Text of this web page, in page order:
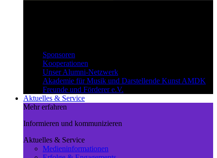
Sponsoren
Kooperationen
Unser Alumni-Netzwerk
Akademie für Musik und Darstellende Kunst AMDK
Freunde und Förderer e.V.
Aktuelles & Service
Mehr erfahren
Informieren und kommunizieren
Aktuelles & Service
Medieninformationen